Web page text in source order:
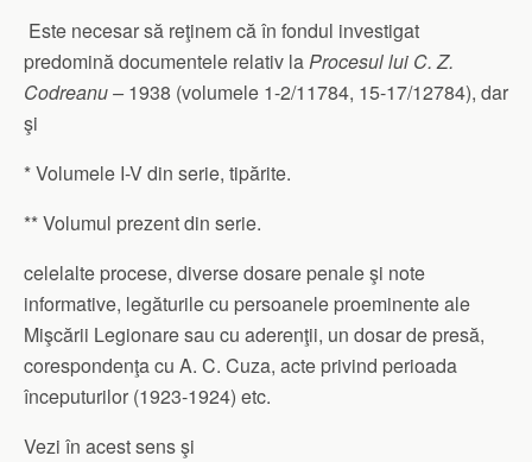
Este necesar să reţinem că în fondul investigat
predomină documentele relativ laProcesul lui C. Z.
Codreanu –1938 (volumele 1-2/11784, 15-17/12784), dar
şi
* Volumele I-V din serie, tipărite.
** Volumul prezent din serie.
celelalte procese, diverse dosare penale şi note
informative, legăturile cu persoanele proeminente ale
Mişcării Legionare sau cu aderenţii, un dosar de presă,
corespondenţa cu A. C. Cuza, acte privind perioada
începuturilor (1923-1924) etc.
Vezi în acest sens şi